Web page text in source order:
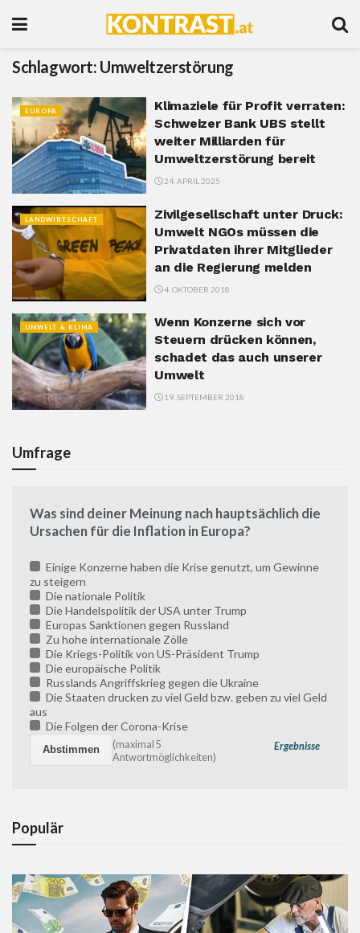
Schlagwort: Umweltzerstörung
EUROPA
Klimaziele für Profit verraten:
Schweizer Bank UBS stellt
weiter Milliarden für
Umweltzerstörung bereit
24. APRIL 2025
LANDWIRTSCHAFT
Zivilgesellschaft unter Druck:
Umwelt NGOs müssen die
Privatdaten ihrer Mitglieder
an die Regierung melden
4. OKTOBER 2018
UMWELT & KLIMA
Wenn Konzerne sich vor
Steuern drücken können,
schadet das auch unserer
Umwelt
19. SEPTEMBER 2018
Umfrage
Was sind deiner Meinung nach hauptsächlich die
Ursachen für die Inflation in Europa?
Einige Konzerne haben die Krise genutzt, um Gewinne
zu steigern
Die nationale Politik
Die Handelspolitik der USA unter Trump
Europas Sanktionen gegen Russland
Zu hohe internationale Zölle
Die Kriegs-Politik von US-Präsident Trump
Die europäische Politik
Russlands Angriffskrieg gegen die Ukraine
Die Staaten drucken zu viel Geld bzw. geben zu viel Geld
aus
Die Folgen der Corona-Krise
Ergebnisse
(maximal 5
Antwortmöglichkeiten)
Populär